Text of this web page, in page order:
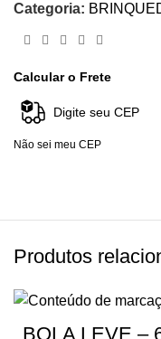
Categoria:
Calcular o Frete
Não sei meu CEP
Produtos
BOLA LEVE –